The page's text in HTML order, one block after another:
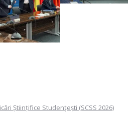
Științifice Studențești (SCSS 2026)